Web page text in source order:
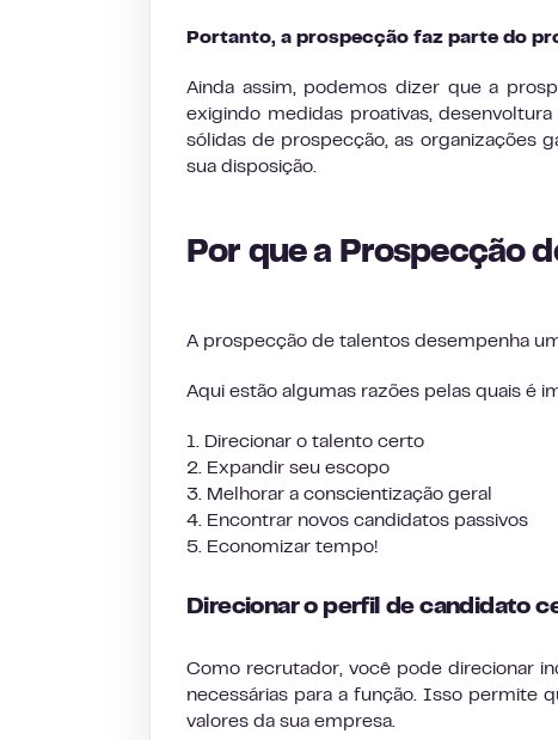
Portanto, a prospecção faz parte do
Ainda assim, podemos dizer que a
exigindo medidas proativas,
sólidas de prospecção, as organizações
sua disposição.
Por que a Prospecção
A prospecção de talentos desempenha
Aqui estão algumas razões pelas quais é
1. Direcionar o talento certo
2. Expandir seu escopo
3. Melhorar a conscientização geral
4. Encontrar novos candidatos passivos
5. Economizar tempo!
Direcionar o perfil de candidato
Como recrutador, você pode direcionar
necessárias para a função. Isso permite
valores da sua empresa.